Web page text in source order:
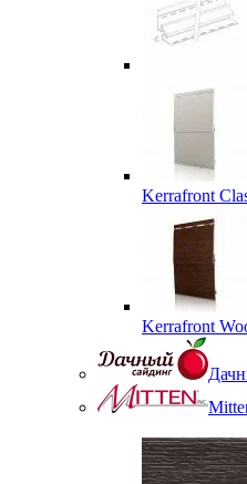
Kerrafront
Kerrafront